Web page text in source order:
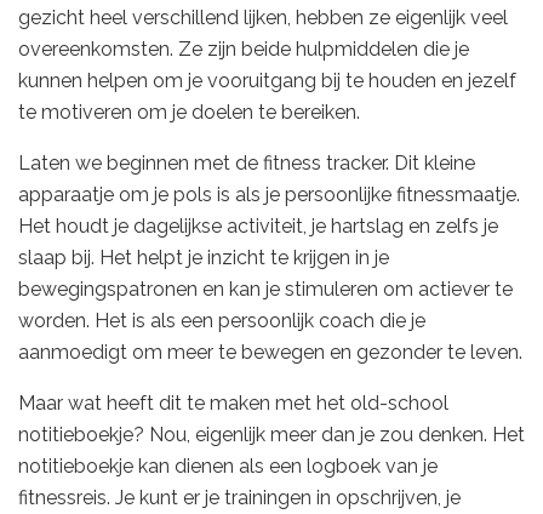
gezicht heel verschillend lijken, hebben ze eigenlijk veel
overeenkomsten. Ze zijn beide hulpmiddelen die je
kunnen helpen om je vooruitgang bij te houden en jezelf
te motiveren om je doelen te bereiken.
Laten we beginnen met de fitness tracker. Dit kleine
apparaatje om je pols is als je persoonlijke fitnessmaatje.
Het houdt je dagelijkse activiteit, je hartslag en zelfs je
slaap bij. Het helpt je inzicht te krijgen in je
bewegingspatronen en kan je stimuleren om actiever te
worden. Het is als een persoonlijk coach die je
aanmoedigt om meer te bewegen en gezonder te leven.
Maar wat heeft dit te maken met het old-school
notitieboekje? Nou, eigenlijk meer dan je zou denken. Het
notitieboekje kan dienen als een logboek van je
fitnessreis. Je kunt er je trainingen in opschrijven, je